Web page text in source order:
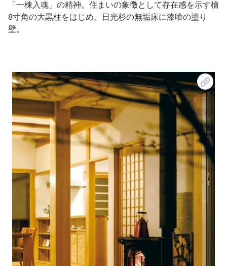
「一棟入魂」の精神。住まいの象徴として存在感を示す檜
8寸角の大黒柱をはじめ、日光杉の無垢床に漆喰の塗り
壁。